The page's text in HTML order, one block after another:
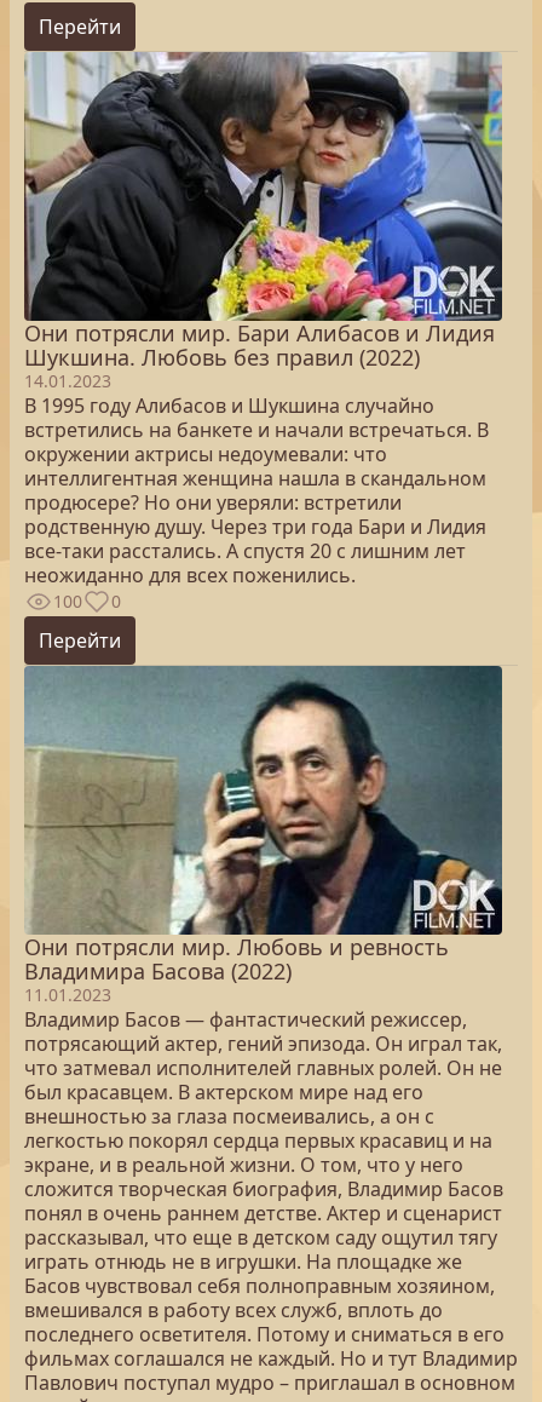
Перейти
Они потрясли мир. Бари Алибасов и Лидия
Шукшина. Любовь без правил (2022)
14.01.2023
В 1995 году Алибасов и Шукшина случайно
встретились на банкете и начали встречаться. В
окружении актрисы недоумевали: что
интеллигентная женщина нашла в скандальном
продюсере? Но они уверяли: встретили
родственную душу. Через три года Бари и Лидия
все-таки расстались. А спустя 20 с лишним лет
неожиданно для всех поженились.
100 0
Перейти
Они потрясли мир. Любовь и ревность
Владимира Басова (2022)
11.01.2023
Владимир Басов — фантастический режиссер,
потрясающий актер, гений эпизода. Он играл так,
что затмевал исполнителей главных ролей. Он не
был красавцем. В актерском мире над его
внешностью за глаза посмеивались, а он с
легкостью покорял сердца первых красавиц и на
экране, и в реальной жизни. О том, что у него
сложится творческая биография, Владимир Басов
понял в очень раннем детстве. Актер и сценарист
рассказывал, что еще в детском саду ощутил тягу
играть отнюдь не в игрушки. На площадке же
Басов чувствовал себя полноправным хозяином,
вмешивался в работу всех служб, вплоть до
последнего осветителя. Потому и сниматься в его
фильмах соглашался не каждый. Но и тут Владимир
Павлович поступал мудро – приглашал в основном